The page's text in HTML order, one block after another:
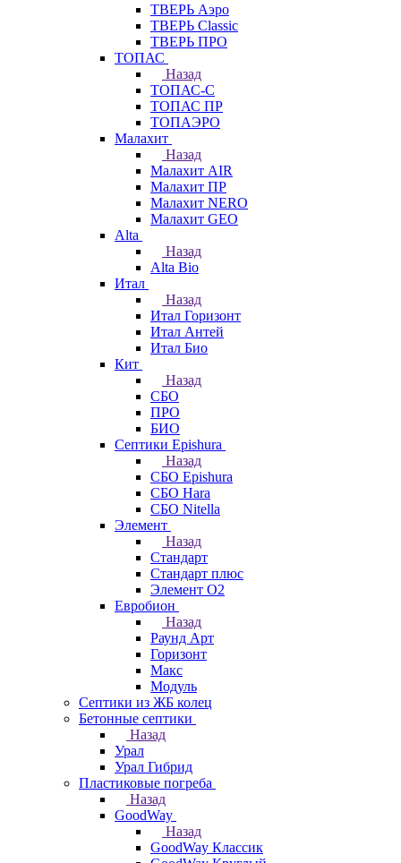
ТВЕРЬ Аэро
ТВЕРЬ Classic
ТВЕРЬ ПРО
ТОПАС
Назад
ТОПАС-С
ТОПАС ПР
ТОПАЭРО
Малахит
Назад
Малахит AIR
Малахит ПР
Малахит NERO
Малахит GEO
Alta
Назад
Alta Bio
Итал
Назад
Итал Горизонт
Итал Антей
Итал Био
Кит
Назад
СБО
ПРО
БИО
Септики Epishura
Назад
СБО Epishura
СБО Hara
СБО Nitella
Элемент
Назад
Стандарт
Стандарт плюс
Элемент О2
Евробион
Назад
Раунд Арт
Горизонт
Макс
Модуль
Септики из ЖБ колец
Бетонные септики
Назад
Урал
Урал Гибрид
Пластиковые погреба
Назад
GoodWay
Назад
GoodWay Классик